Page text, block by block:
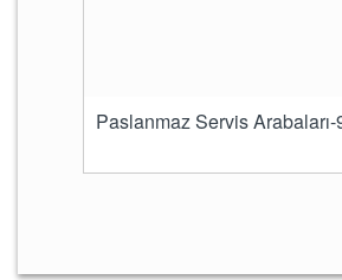
Paslanmaz Servis Arabaları-